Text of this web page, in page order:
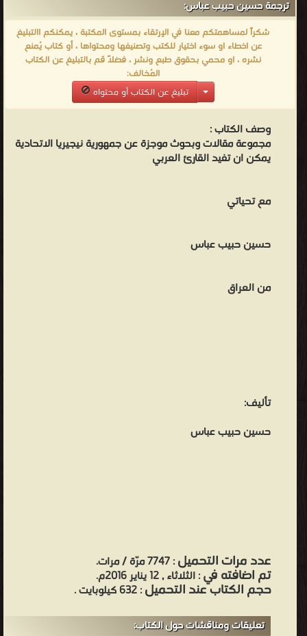
ترجمة حسين حبيب عباس:
شكراً لمساهمتكم معنا في الإرتقاء بمستوى المكتبة ، يمكنكم االتبليغ
عن اخطاء او سوء اختيار للكتب وتصنيفها ومحتواها ، أو كتاب يُمنع
نشره ، او محمي بحقوق طبع ونشر ، فضلاً قم بالتبليغ عن الكتاب
المُخالف:
تبليغ عن الكتاب أو محتواه
وصف الكتاب :
مجموعة مقالات وبحوث موجزة عن جمهورية نيجيريا الاتحادية
يمكن ان تفيد القارئ العربي
مع تحياتي
حسين حبيب عباس
من العراق
تأليف:
حسين حبيب عباس
عدد مرات التحميل: 7747 مرّة / مرات.
تم اضافته في: الثلاثاء , 12 يناير 2016م.
حجم الكتاب عند التحميل: 632 كيلوبايت .
تعليقات ومناقشات حول الكتاب: